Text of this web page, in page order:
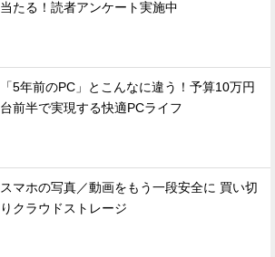
当たる！読者アンケート実施中
「5年前のPC」とこんなに違う！予算10万円
台前半で実現する快適PCライフ
スマホの写真／動画をもう一段安全に 買い切
りクラウドストレージ